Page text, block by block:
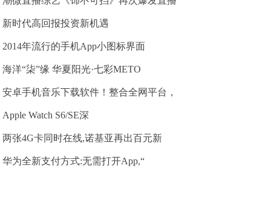
新时代高回报投资新机遇
2014年流行的手机App小图标界面
海洋“柒”缘 华夏阳光·七彩METO
安卓手机音乐下载软件！整合全网平台，
Apple Watch S6/SE深
两张4G卡同时在线,诺基亚再出百元新
华为全新支付方式:无需打开App,“